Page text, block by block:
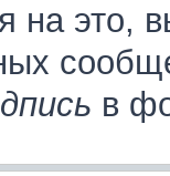
на это,
в